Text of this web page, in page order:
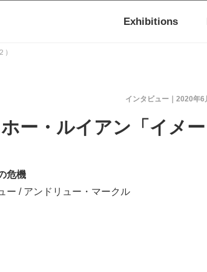
Exhibitions
2020年6
インタビュー
ホー・ルイアン「イメー
危機
ー / アンドリュー・マークル